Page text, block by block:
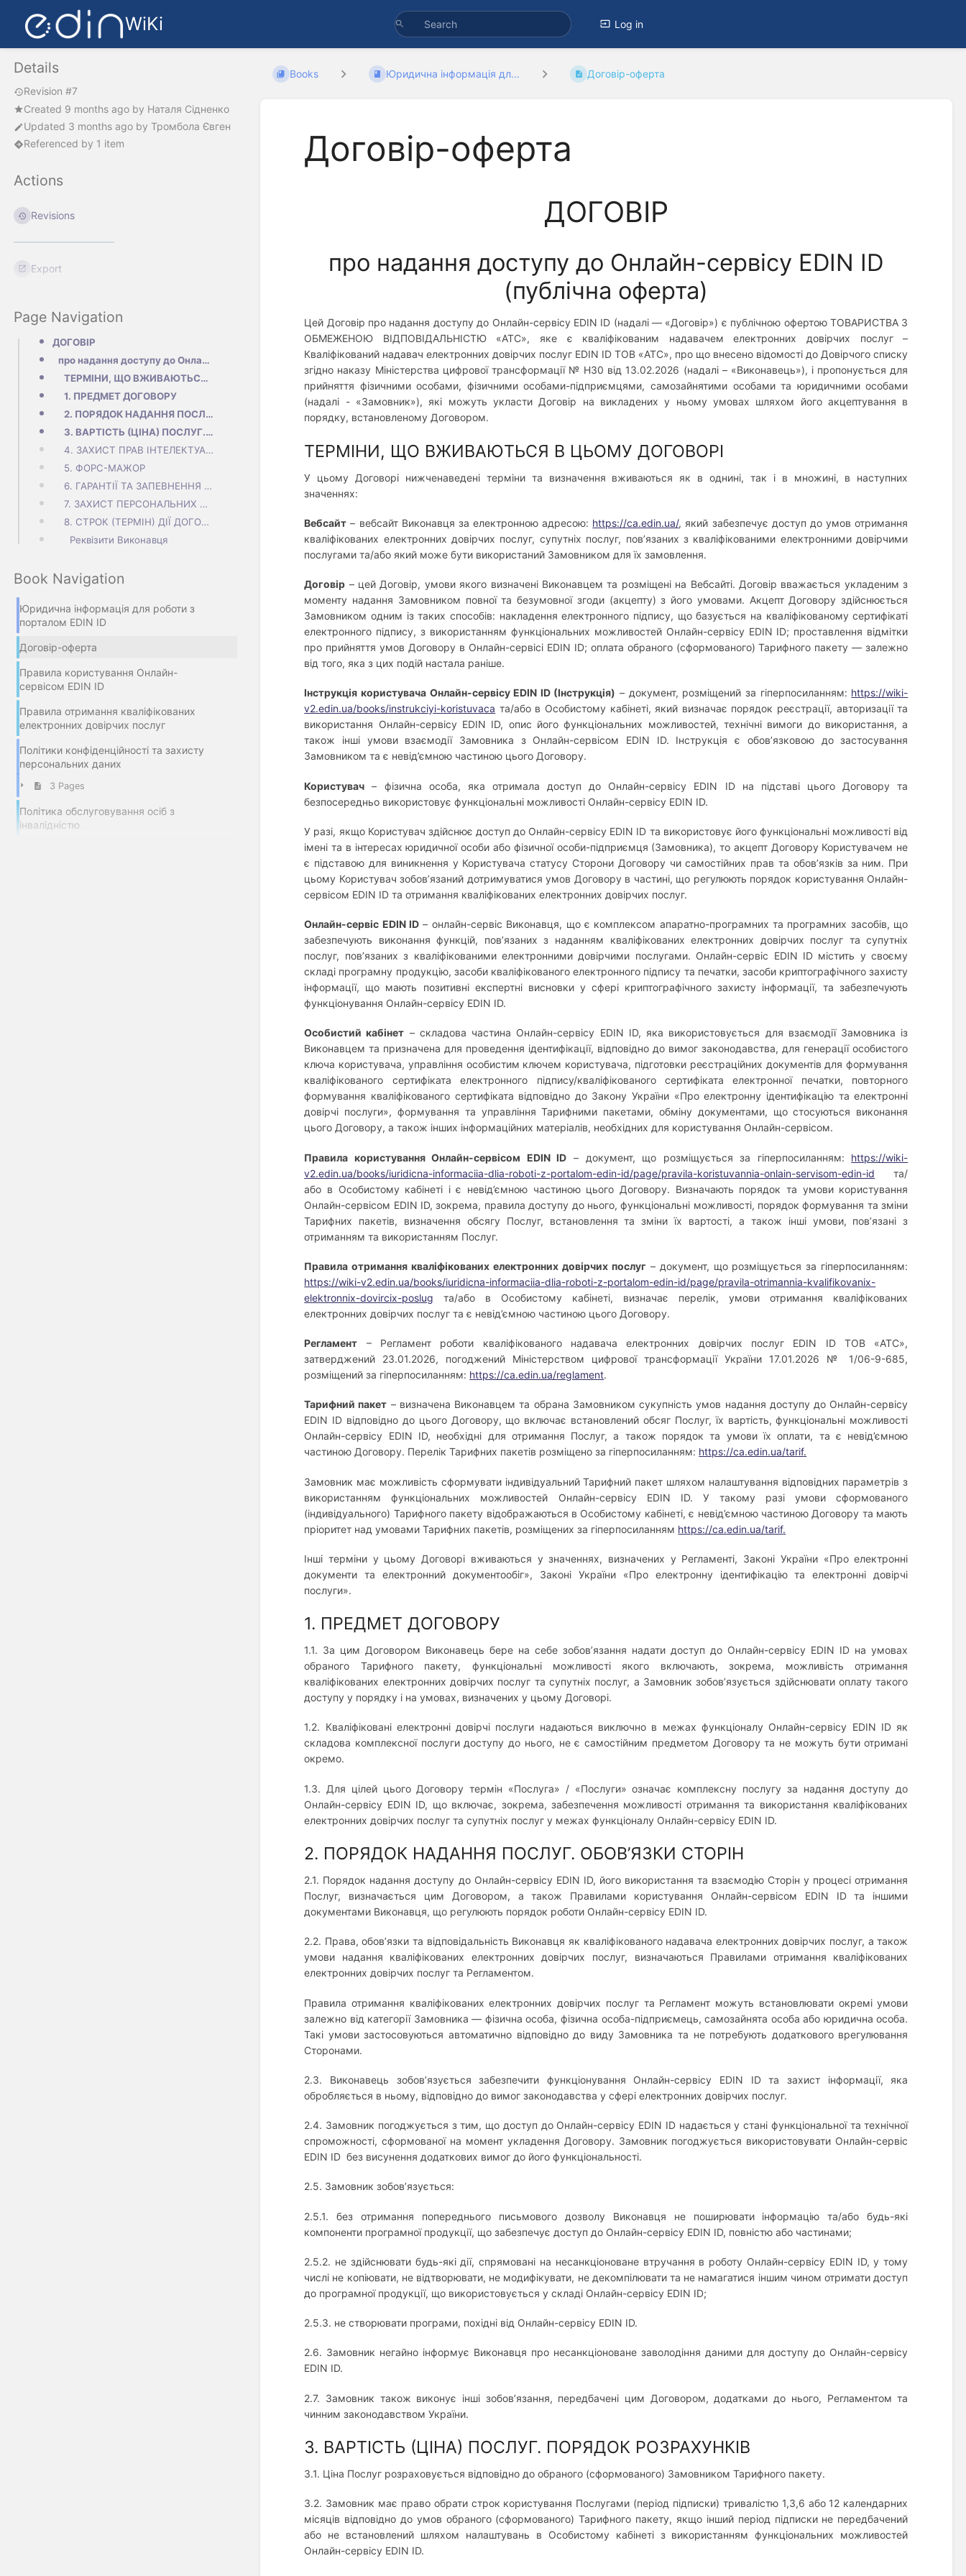
WiKi Log in
Details
Revision #7
Created 9 months ago by Наталя Сідненко
Updated 3 months ago by Тромбола Євген
Referenced by 1 item
Actions
Revisions
Export
Page Navigation
ДОГОВІР
про надання доступу до Онлайн-сервісу EDIN ID(публічна оферта)
ТЕРМІНИ, ЩО ВЖИВАЮТЬСЯ В ЦЬОМУ ДОГОВОРІ
1. ПРЕДМЕТ ДОГОВОРУ
2. ПОРЯДОК НАДАННЯ ПОСЛУГ. ОБОВ’ЯЗКИ СТОРІН
3. ВАРТІСТЬ (ЦІНА) ПОСЛУГ. ПОРЯДОК РОЗРАХУНКІВ
4. ЗАХИСТ ПРАВ ІНТЕЛЕКТУАЛЬНОЇ ВЛАСНОСТІ. ВІДПОВІДАЛЬНІСТЬ СТОРІН
5. ФОРС-МАЖОР
6. ГАРАНТІЇ ТА ЗАПЕВНЕННЯ СТОРІН
7. ЗАХИСТ ПЕРСОНАЛЬНИХ ДАНИХ. КОНФІДЕНЦІЙНІСТЬ
8. СТРОК (ТЕРМІН) ДІЇ ДОГОВОРУ
Реквізити Виконавця
Book Navigation
Юридична інформація для роботи з
порталом EDIN ID
Договір-оферта
Правила користування Онлайн-
сервісом EDIN ID
Правила отримання кваліфікованих
електронних довірчих послуг
Політики конфіденційності та захисту
персональних даних
3 Pages
Політика обслуговування осіб з
інвалідністю
Books Юридична інформація дл... Договір-оферта
Договір-оферта
ДОГОВІР
про надання доступу до Онлайн-сервісу EDIN ID
(публічна оферта)
Цей Договір про надання доступу до Онлайн-сервісу EDIN ID (надалі — «Договір») є публічною офертою ТОВАРИСТВА З
ОБМЕЖЕНОЮ ВІДПОВІДАЛЬНІСТЮ «АТС», яке є кваліфікованим надавачем електронних довірчих послуг –
Кваліфікований надавач електронних довірчих послуг EDIN ID ТОВ «АТС», про що внесено відомості до Довірчого списку
згідно наказу Міністерства цифрової трансформації № Н30 від 13.02.2026 (надалі – «Виконавець»), і пропонується для
прийняття фізичними особами, фізичними особами-підприємцями, самозайнятими особами та юридичними особами
(надалі - «Замовник»), які можуть укласти Договір на викладених у ньому умовах шляхом його акцептування в
порядку, встановленому Договором.
ТЕРМІНИ, ЩО ВЖИВАЮТЬСЯ В ЦЬОМУ ДОГОВОРІ
У цьому Договорі нижченаведені терміни та визначення вживаються як в однині, так і в множині, в наступних
значеннях:
Вебсайт – вебсайт Виконавця за електронною адресою: https://ca.edin.ua/, який забезпечує доступ до умов отримання
кваліфікованих електронних довірчих послуг, супутніх послуг, пов’язаних з кваліфікованими електронними довірчими
послугами та/або який може бути використаний Замовником для їх замовлення.
Договір – цей Договір, умови якого визначені Виконавцем та розміщені на Вебсайті. Договір вважається укладеним з
моменту надання Замовником повної та безумовної згоди (акцепту) з його умовами. Акцепт Договору здійснюється
Замовником одним із таких способів: накладення електронного підпису, що базується на кваліфікованому сертифікаті
електронного підпису, з використанням функціональних можливостей Онлайн-сервісу EDIN ID; проставлення відмітки
про прийняття умов Договору в Онлайн-сервісі EDIN ID; оплата обраного (сформованого) Тарифного пакету — залежно
від того, яка з цих подій настала раніше.
Інструкція користувача Онлайн-сервісу EDIN ID (Інструкція) – документ, розміщений за гіперпосиланням: https://wiki-
v2.edin.ua/books/instrukciyi-koristuvaca та/або в Особистому кабінеті, який визначає порядок реєстрації, авторизації та
використання Онлайн-сервісу EDIN ID, опис його функціональних можливостей, технічні вимоги до використання, а
також інші умови взаємодії Замовника з Онлайн-сервісом EDIN ID. Інструкція є обов’язковою до застосування
Замовником та є невід’ємною частиною цього Договору.
Користувач – фізична особа, яка отримала доступ до Онлайн-сервісу EDIN ID на підставі цього Договору та
безпосередньо використовує функціональні можливості Онлайн-сервісу EDIN ID.
У разі, якщо Користувач здійснює доступ до Онлайн-сервісу EDIN ID та використовує його функціональні можливості від
імені та в інтересах юридичної особи або фізичної особи-підприємця (Замовника), то акцепт Договору Користувачем не
є підставою для виникнення у Користувача статусу Сторони Договору чи самостійних прав та обов’язків за ним. При
цьому Користувач зобов’язаний дотримуватися умов Договору в частині, що регулюють порядок користування Онлайн-
сервісом EDIN ID та отримання кваліфікованих електронних довірчих послуг.
Онлайн-сервіс EDIN ID – онлайн-сервіс Виконавця, що є комплексом апаратно-програмних та програмних засобів, що
забезпечують виконання функцій, пов’язаних з наданням кваліфікованих електронних довірчих послуг та супутніх
послуг, пов’язаних з кваліфікованими електронними довірчими послугами. Онлайн-сервіс EDIN ID містить у своєму
складі програмну продукцію, засоби кваліфікованого електронного підпису та печатки, засоби криптографічного захисту
інформації, що мають позитивні експертні висновки у сфері криптографічного захисту інформації, та забезпечують
функціонування Онлайн-сервісу EDIN ID.
Особистий кабінет – складова частина Онлайн-сервісу EDIN ID, яка використовується для взаємодії Замовника із
Виконавцем та призначена для проведення ідентифікації, відповідно до вимог законодавства, для генерації особистого
ключа користувача, управління особистим ключем користувача, підготовки реєстраційних документів для формування
кваліфікованого сертифіката електронного підпису/кваліфікованого сертифіката електронної печатки, повторного
формування кваліфікованого сертифіката відповідно до Закону України «Про електронну ідентифікацію та електронні
довірчі послуги», формування та управління Тарифними пакетами, обміну документами, що стосуються виконання
цього Договору, а також інших інформаційних матеріалів, необхідних для користування Онлайн-сервісом.
Правила користування Онлайн-сервісом EDIN ID – документ, що розміщується за гіперпосиланням: https://wiki-
v2.edin.ua/books/iuridicna-informaciia-dlia-roboti-z-portalom-edin-id/page/pravila-koristuvannia-onlain-servisom-edin-id та/
або в Особистому кабінеті і є невід’ємною частиною цього Договору. Визначають порядок та умови користування
Онлайн-сервісом EDIN ID, зокрема, правила доступу до нього, функціональні можливості, порядок формування та зміни
Тарифних пакетів, визначення обсягу Послуг, встановлення та зміни їх вартості, а також інші умови, пов’язані з
отриманням та використанням Послуг.
Правила отримання кваліфікованих електронних довірчих послуг – документ, що розміщується за гіперпосиланням:
https://wiki-v2.edin.ua/books/iuridicna-informaciia-dlia-roboti-z-portalom-edin-id/page/pravila-otrimannia-kvalifikovanix-
elektronnix-dovircix-poslug та/або в Особистому кабінеті, визначає перелік, умови отримання кваліфікованих
електронних довірчих послуг та є невід’ємною частиною цього Договору.
Регламент – Регламент роботи кваліфікованого надавача електронних довірчих послуг EDIN ID ТОВ «АТС»,
затверджений 23.01.2026, погоджений Міністерством цифрової трансформації України 17.01.2026 № 1/06-9-685,
розміщений за гіперпосиланням: https://ca.edin.ua/reglament.
Тарифний пакет – визначена Виконавцем та обрана Замовником сукупність умов надання доступу до Онлайн-сервісу
EDIN ID відповідно до цього Договору, що включає встановлений обсяг Послуг, їх вартість, функціональні можливості
Онлайн-сервісу EDIN ID, необхідні для отримання Послуг, а також порядок та умови їх оплати, та є невід’ємною
частиною Договору. Перелік Тарифних пакетів розміщено за гіперпосиланням: https://ca.edin.ua/tarif.
Замовник має можливість сформувати індивідуальний Тарифний пакет шляхом налаштування відповідних параметрів з
використанням функціональних можливостей Онлайн-сервісу EDIN ID. У такому разі умови сформованого
(індивідуального) Тарифного пакету відображаються в Особистому кабінеті, є невід’ємною частиною Договору та мають
пріоритет над умовами Тарифних пакетів, розміщених за гіперпосиланням https://ca.edin.ua/tarif.
Інші терміни у цьому Договорі вживаються у значеннях, визначених у Регламенті, Законі України «Про електронні
документи та електронний документообіг», Законі України «Про електронну ідентифікацію та електронні довірчі
послуги».
1. ПРЕДМЕТ ДОГОВОРУ
1.1. За цим Договором Виконавець бере на себе зобов’язання надати доступ до Онлайн-сервісу EDIN ID на умовах
обраного Тарифного пакету, функціональні можливості якого включають, зокрема, можливість отримання
кваліфікованих електронних довірчих послуг та супутніх послуг, а Замовник зобов’язується здійснювати оплату такого
доступу у порядку і на умовах, визначених у цьому Договорі.
1.2. Кваліфіковані електронні довірчі послуги надаються виключно в межах функціоналу Онлайн-сервісу EDIN ID як
складова комплексної послуги доступу до нього, не є самостійним предметом Договору та не можуть бути отримані
окремо.
1.3. Для цілей цього Договору термін «Послуга» / «Послуги» означає комплексну послугу за надання доступу до
Онлайн-сервісу EDIN ID, що включає, зокрема, забезпечення можливості отримання та використання кваліфікованих
електронних довірчих послуг та супутніх послуг у межах функціоналу Онлайн-сервісу EDIN ID.
2. ПОРЯДОК НАДАННЯ ПОСЛУГ. ОБОВ’ЯЗКИ СТОРІН
2.1. Порядок надання доступу до Онлайн-сервісу EDIN ID, його використання та взаємодію Сторін у процесі отримання
Послуг, визначається цим Договором, а також Правилами користування Онлайн-сервісом EDIN ID та іншими
документами Виконавця, що регулюють порядок роботи Онлайн-сервісу EDIN ID.
2.2. Права, обов’язки та відповідальність Виконавця як кваліфікованого надавача електронних довірчих послуг, а також
умови надання кваліфікованих електронних довірчих послуг, визначаються Правилами отримання кваліфікованих
електронних довірчих послуг та Регламентом.
Правила отримання кваліфікованих електронних довірчих послуг та Регламент можуть встановлювати окремі умови
залежно від категорії Замовника — фізична особа, фізична особа-підприємець, самозайнята особа або юридична особа.
Такі умови застосовуються автоматично відповідно до виду Замовника та не потребують додаткового врегулювання
Сторонами.
2.3. Виконавець зобов’язується забезпечити функціонування Онлайн-сервісу EDIN ID та захист інформації, яка
обробляється в ньому, відповідно до вимог законодавства у сфері електронних довірчих послуг.
2.4. Замовник погоджується з тим, що доступ до Онлайн-сервісу EDIN ID надається у стані функціональної та технічної
спроможності, сформованої на момент укладення Договору. Замовник погоджується використовувати Онлайн-сервіс
EDIN ID без висунення додаткових вимог до його функціональності.
2.5. Замовник зобов’язується:
2.5.1. без отримання попереднього письмового дозволу Виконавця не поширювати інформацію та/або будь-які
компоненти програмної продукції, що забезпечує доступ до Онлайн-сервісу EDIN ID, повністю або частинами;
2.5.2. не здійснювати будь-які дії, спрямовані на несанкціоноване втручання в роботу Онлайн-сервісу EDIN ID, у тому
числі не копіювати, не відтворювати, не модифікувати, не декомпілювати та не намагатися іншим чином отримати доступ
до програмної продукції, що використовується у складі Онлайн-сервісу EDIN ID;
2.5.3. не створювати програми, похідні від Онлайн-сервісу EDIN ID.
2.6. Замовник негайно інформує Виконавця про несанкціоноване заволодіння даними для доступу до Онлайн-сервісу
EDIN ID.
2.7. Замовник також виконує інші зобов’язання, передбачені цим Договором, додатками до нього, Регламентом та
чинним законодавством України.
3. ВАРТІСТЬ (ЦІНА) ПОСЛУГ. ПОРЯДОК РОЗРАХУНКІВ
3.1. Ціна Послуг розраховується відповідно до обраного (сформованого) Замовником Тарифного пакету.
3.2. Замовник має право обрати строк користування Послугами (період підписки) тривалістю 1,3,6 або 12 календарних
місяців відповідно до умов обраного (сформованого) Тарифного пакету, якщо інший період підписки не передбачений
або не встановлений шляхом налаштувань в Особистому кабінеті з використанням функціональних можливостей
Онлайн-сервісу EDIN ID.